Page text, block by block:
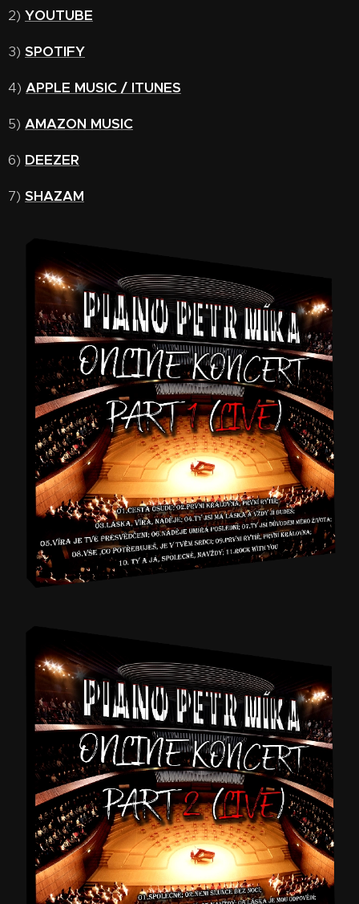
2) YOUTUBE
3) SPOTIFY
4) APPLE MUSIC / ITUNES
5) AMAZON MUSIC
6) DEEZER
7) SHAZAM